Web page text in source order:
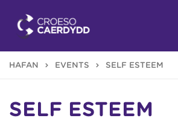
HAFAN EVENTS SELF ESTEEM
SELF ESTEEM